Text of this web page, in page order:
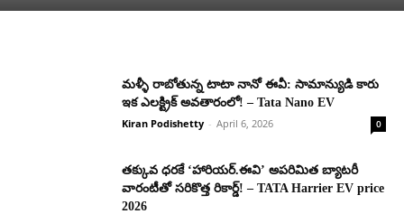
మళ్ళీ రాబోతున్న టాటా నానో ఈవీ: సామాన్యుడి కారు
ఇక ఎలక్ట్రిక్ అవతారంలో! – Tata Nano EV
Kiran Podishetty - April 6, 2026 0
తక్కువ ధరకే ‘హారియర్.ఈవి’ అపరిమిత బ్యాటరీ
వారంటీతో సరికొత్త రికార్డ్! – TATA Harrier EV price
2026